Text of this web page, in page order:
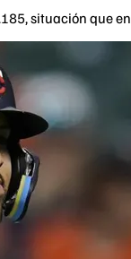
situación que